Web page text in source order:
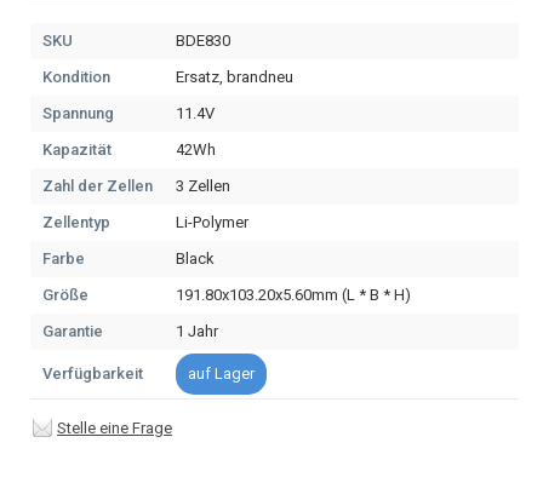
SKU
BDE830
Kondition
Ersatz, brandneu
Spannung
11.4V
Kapazität
42Wh
Zahl der Zellen
3 Zellen
Zellentyp
Li-Polymer
Farbe
Black
Größe
191.80x103.20x5.60mm (L * B * H)
Garantie
1 Jahr
Verfügbarkeit auf Lager
Stelle eine Frage